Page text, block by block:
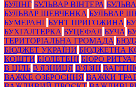
БУЛІНГ БУЛЬВАР ВІНТЕРА
БУЛЬВАР ШЕВЧЕНКА БУЛЬВАР
БУМЕРАНГ БУНТ ПРИГОЖИНА
БУХГАЛТЕРКА БУЦЕФАЛ БУЧА
ТЕРИТОРІАЛЬНА ГРОМАДА
БЮДЖЕТ УКРАЇНИ БЮДЖЕТНА
КОШТИ БЮЛЕТЕНІ БЮРО
В ЦІЛЬ В'ЯЗНИЦЯ В'ЯЗНІ
ВАЖКЕ ОЗБРОЄННЯ ВАЖКИ